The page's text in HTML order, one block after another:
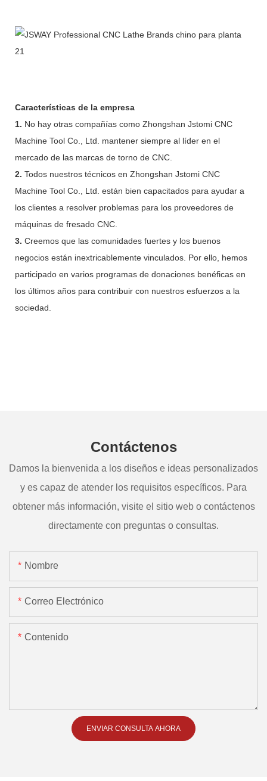
Características de la empresa
1. No hay otras compañías como Zhongshan Jstomi CNC
Machine Tool Co., Ltd. mantener siempre al líder en el
mercado de las marcas de torno de CNC.
2. Todos nuestros técnicos en Zhongshan Jstomi CNC
Machine Tool Co., Ltd. están bien capacitados para ayudar a
los clientes a resolver problemas para los proveedores de
máquinas de fresado CNC.
3. Creemos que las comunidades fuertes y los buenos
negocios están inextricablemente vinculados. Por ello, hemos
participado en varios programas de donaciones benéficas en
los últimos años para contribuir con nuestros esfuerzos a la
sociedad.
Contáctenos
Damos la bienvenida a los diseños e ideas personalizados
y es capaz de atender los requisitos específicos. Para
obtener más información, visite el sitio web o contáctenos
directamente con preguntas o consultas.
Nombre
Correo Electrónico
Contenido
ENVIAR CONSULTA AHORA